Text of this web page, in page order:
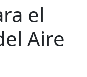
el
Aire